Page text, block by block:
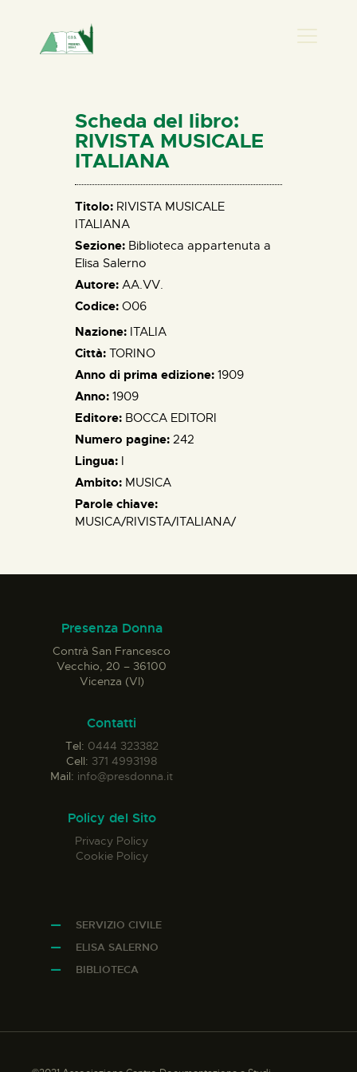
HOME
CHI SIAMO
NEWS
PERCORSI
BIBLIOTECA
ELISA SALERNO
CONTATTI
Scheda del libro:
RIVISTA MUSICALE
ITALIANA
Titolo: RIVISTA MUSICALE
ITALIANA
Sezione: Biblioteca appartenuta a
Elisa Salerno
Autore: AA.VV.
Codice: O06
Nazione: ITALIA
Città: TORINO
Anno di prima edizione: 1909
Anno: 1909
Editore: BOCCA EDITORI
Numero pagine: 242
Lingua: I
Ambito: MUSICA
Parole chiave:
MUSICA/RIVISTA/ITALIANA/
Presenza Donna
Contrà San Francesco
Vecchio, 20 – 36100
Vicenza (VI)
Contatti
Tel: 0444 323382
Cell: 371 4993198
Mail: info@presdonna.it
Policy del Sito
Privacy Policy
Cookie Policy
SERVIZIO CIVILE
ELISA SALERNO
BIBLIOTECA